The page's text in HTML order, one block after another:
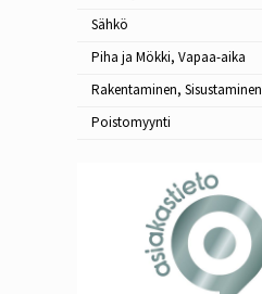
Sähkö
Piha ja Mökki, Vapaa-aika
Rakentaminen, Sisustaminen
Poistomyynti